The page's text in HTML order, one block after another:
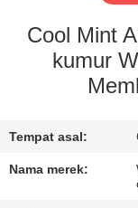
TUR
PABRIK
KUALITAS
Cool Mint
kumur
Tempat asal:
Nama merek: